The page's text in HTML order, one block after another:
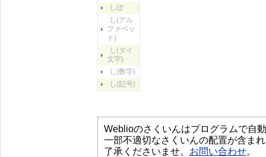
しぽ
し(アル
ファベッ
ト)
し(タイ
文字)
し(数字)
し(記号)
Weblioのさくいんはプログラムで自
一部不適切なさくいんの配置が含ま
了承くださいませ。 お問い合わせ。